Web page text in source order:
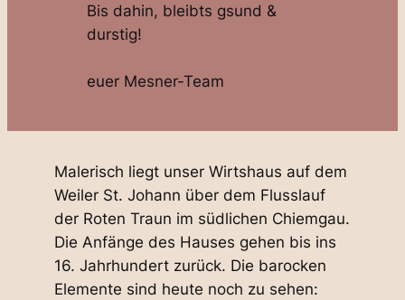
Bis dahin, bleibts gsund &
durstig!
euer Mesner-Team
Malerisch liegt unser Wirtshaus auf dem
Weiler St. Johann über dem Flusslauf
der Roten Traun im südlichen Chiemgau.
Die Anfänge des Hauses gehen bis ins
16. Jahrhundert zurück. Die barocken
Elemente sind heute noch zu sehen: